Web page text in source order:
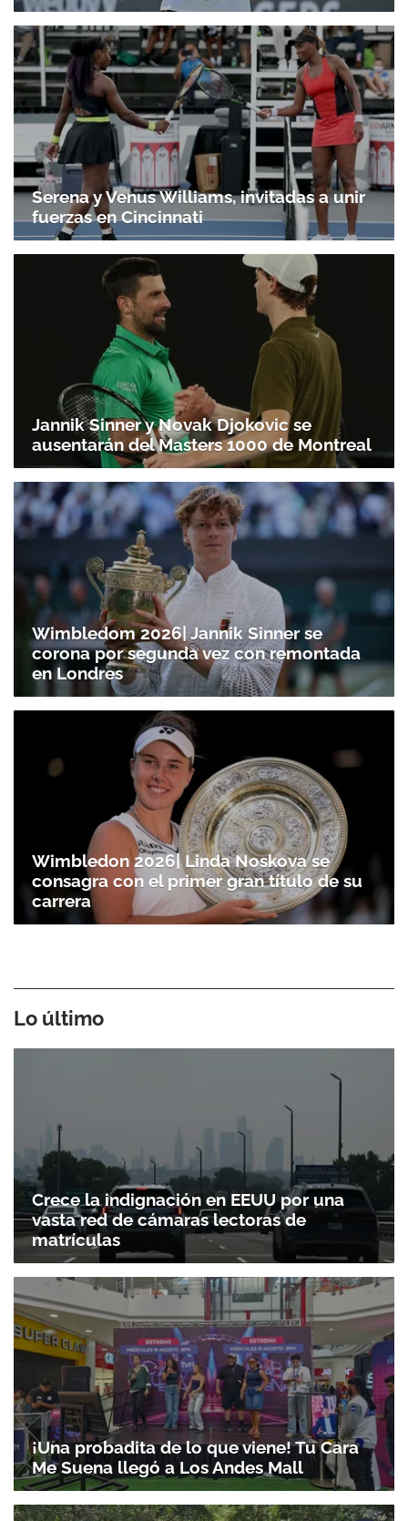
Serena y Venus Williams, invitadas a unir
fuerzas en Cincinnati
Jannik Sinner y Novak Djokovic se
ausentarán del Masters 1000 de Montreal
Wimbledom 2026| Jannik Sinner se
corona por segunda vez con remontada
en Londres
Wimbledon 2026| Linda Noskova se
consagra con el primer gran título de su
carrera
Lo último
Crece la indignación en EEUU por una
vasta red de cámaras lectoras de
matrículas
¡Una probadita de lo que viene! Tu Cara
Me Suena llegó a Los Andes Mall